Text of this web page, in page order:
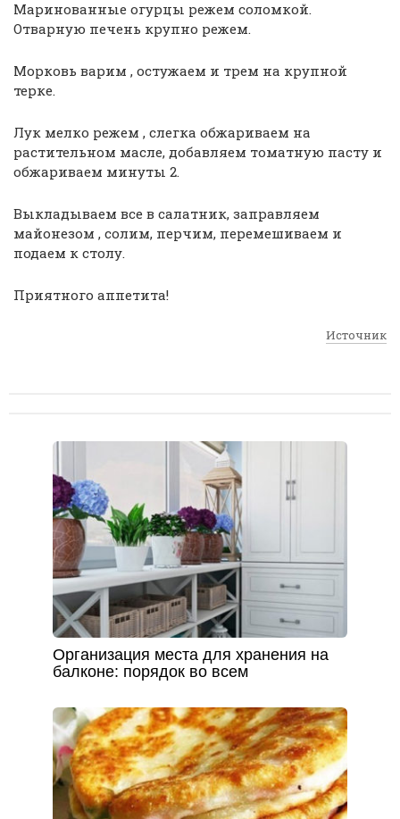
Маринованные огурцы режем соломкой.
Отварную печень крупно режем.
Морковь варим , остужаем и трем на крупной
терке.
Лук мелко режем , слегка обжариваем на
растительном масле, добавляем томатную пасту и
обжариваем минуты 2.
Выкладываем все в салатник, заправляем
майонезом , солим, перчим, перемешиваем и
подаем к столу.
Приятного аппетита!
Источник
Организация места для хранения на
балконе: порядок во всем